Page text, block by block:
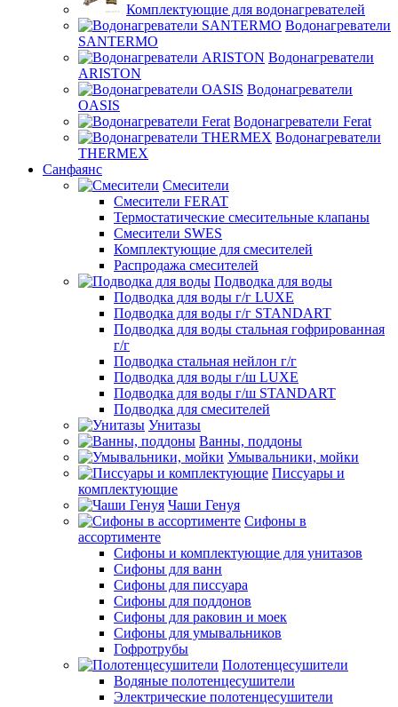
Комплектующие для водонагревателей
Водонагреватели
SANTERMO
Водонагреватели
ARISTON
Водонагреватели
OASIS
Водонагреватели Ferat
Водонагреватели
THERMEX
Санфаянс
Смесители
Смесители FERAT
Термостатические смесительные клапаны
Смесители SWES
Комплектующие для смесителей
Распродажа смесителей
Подводка для воды
Подводка для воды г/г LUXE
Подводка для воды г/г STANDART
Подводка для воды стальная гофрированная
г/г
Подводка стальная нейлон г/г
Подводка для воды г/ш LUXE
Подводка для воды г/ш STANDART
Подводка для смесителей
Унитазы
Ванны, поддоны
Умывальники, мойки
Писсуары и
комплектующие
Чаши Генуя
Сифоны в
ассортименте
Сифоны и комплектующие для унитазов
Сифоны для ванн
Сифоны для писсуара
Сифоны для поддонов
Сифоны для раковин и моек
Сифоны для умывальников
Гофротрубы
Полотенцесушители
Водяные полотенцесушители
Электрические полотенцесушители